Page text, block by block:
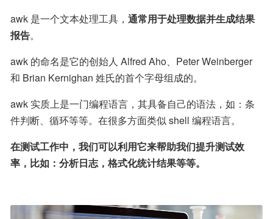
awk 是一个文本处理工具， 通常用于处理数据并生成结果
报告。
awk 的命名是它的创始人 Alfred Aho、Peter Weinberger
和 Brian Kernighan 姓氏的首个字母组成的。
awk 实质上是一门编程语言，其具备自己的语法，如：条
件判断、循环等等。在很多方面类似 shell 编程语言。
在测试工作中，我们可以利用它来帮助我们提升测试效
率，比如：分析日志，格式化统计结果等等。